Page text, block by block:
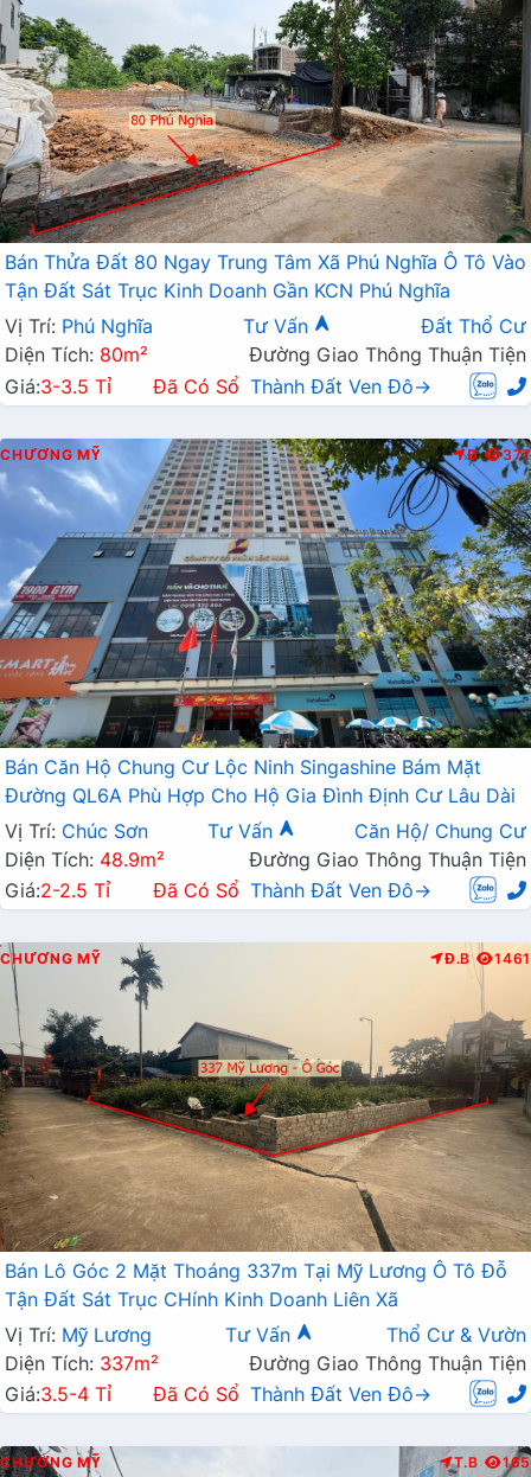
Bán Thửa Đất 80 Ngay Trung Tâm Xã Phú Nghĩa Ô Tô Vào
Tận Đất Sát Trục Kinh Doanh Gần KCN Phú Nghĩa
Vị Trí: Phú Nghĩa Tư Vấn
Đất Thổ Cư
Diện Tích: 80m²
Đường Giao Thông Thuận Tiện
Giá:3-3.5 Tỉ Đã Có Sổ Thành Đất Ven Đô→
CHƯƠNG MỸ Đ 377
Bán Căn Hộ Chung Cư Lộc Ninh Singashine Bám Mặt
Đường QL6A Phù Hợp Cho Hộ Gia Đình Định Cư Lâu Dài
Vị Trí: Chúc Sơn Tư Vấn
Căn Hộ/ Chung Cư
Diện Tích: 48.9m²
Đường Giao Thông Thuận Tiện
Giá:2-2.5 Tỉ Đã Có Sổ Thành Đất Ven Đô→
CHƯƠNG MỸ Đ.B 1461
Bán Lô Góc 2 Mặt Thoáng 337m Tại Mỹ Lương Ô Tô Đỗ
Tận Đất Sát Trục CHính Kinh Doanh Liên Xã
Vị Trí: Mỹ Lương Tư Vấn
Thổ Cư & Vườn
Diện Tích: 337m²
Đường Giao Thông Thuận Tiện
Giá:3.5-4 Tỉ Đã Có Sổ Thành Đất Ven Đô→
CHƯƠNG MỸ T.B 165